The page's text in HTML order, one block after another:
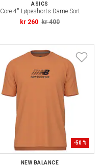
ASICS
Core 4'' Løpeshorts Dame Sort
kr 260 kr 400
-50 %
NEW BALANCE